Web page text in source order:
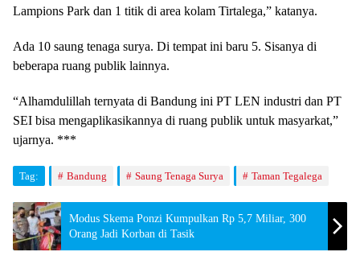
Lampions Park dan 1 titik di area kolam Tirtalega,” katanya.
Ada 10 saung tenaga surya. Di tempat ini baru 5. Sisanya di
beberapa ruang publik lainnya.
“Alhamdulillah ternyata di Bandung ini PT LEN industri dan PT
SEI bisa mengaplikasikannya di ruang publik untuk masyarkat,”
ujarnya. ***
Tag: Bandung Saung Tenaga Surya Taman Tegalega
Modus Skema Ponzi Kumpulkan Rp 5,7 Miliar, 300
Orang Jadi Korban di Tasik